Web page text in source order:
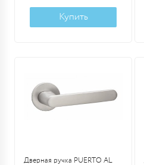
Купить
Дверная ручка PUERTO AL